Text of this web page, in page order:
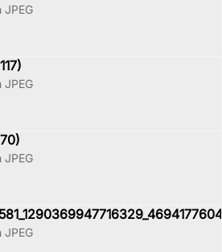
JPEG
JPEG
JPEG
JPEG